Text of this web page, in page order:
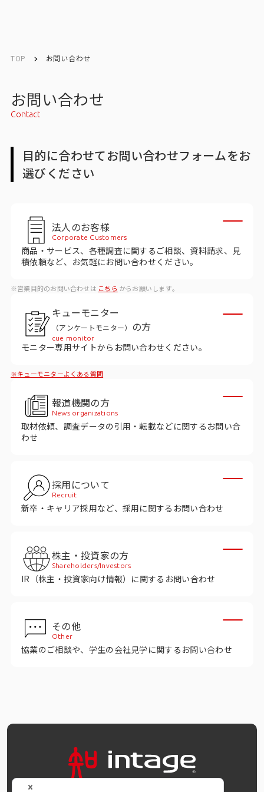
トップ
サービストップ
マーケティングリサーチ
マーケティング支援
マーケティングDX
課題から探す
市場・顧客理解に関する課題
戦略設計に関する課題
施策実行に関する課題
モニタリング／フォローに関する課題
事例紹介
コーポレートサイト
TOP お問い合わせ
お問い合わせ
Contact
目的に合わせてお問い合わせフォームをお
選びください
法人のお客様
Corporate Customers
商品・サービス、各種調査に関するご相談、資料請求、見
積依頼など、お気軽にお問い合わせください。
※営業目的のお問い合わせは こちら からお願いします。
キューモニター
（アンケートモニター） の方
cue monitor
モニター専用サイトからお問い合わせください。
※キューモニターよくある質問
報道機関の方
News organizations
取材依頼、調査データの引用・転載などに関するお問い合
わせ
採用について
Recruit
新卒・キャリア採用など、採用に関するお問い合わせ
株主・投資家の方
Shareholders/Investors
IR（株主・投資家向け情報）に関するお問い合わせ
その他
Other
協業のご相談や、学生の会社見学に関するお問い合わせ